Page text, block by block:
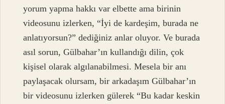
yorum yapma hakkı var elbette ama birinin
videosunu izlerken, “İyi de kardeşim, burada ne
anlatıyorsun?” dediğiniz anlar oluyor. Ve burada
asıl sorun, Gülbahar’ın kullandığı dilin, çok
kişisel olarak algılanabilmesi. Mesela bir anı
paylaşacak olursam, bir arkadaşım Gülbahar’ın
bir videosunu izlerken gülerek “Bu kadar keskin